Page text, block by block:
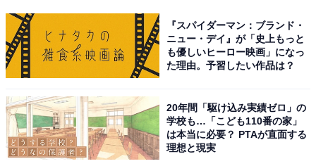
自立するからテーブルの上などに置いておける
掃除を時短するために重要なことの1つは、必要なとき
にすぐ取り出せるところに掃除グッズを置いておくこ
と。その点、「自立するミニちりとり＆ホウキ」はコン
パクトなサイズで自立するので、必要となりそうな場所
『スパイダーマン：ブランド・
ニュー・デイ』が「史上もっと
も優しいヒーロー映画」になっ
た理由。予習したい作品は？
20年間「駆け込み実績ゼロ」の
学校も…「こども110番の家」
は本当に必要？ PTAが直面する
理想と現実